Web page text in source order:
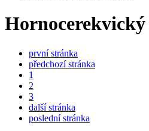
první stránka
předchozí stránka
1
2
3
další stránka
poslední stránka